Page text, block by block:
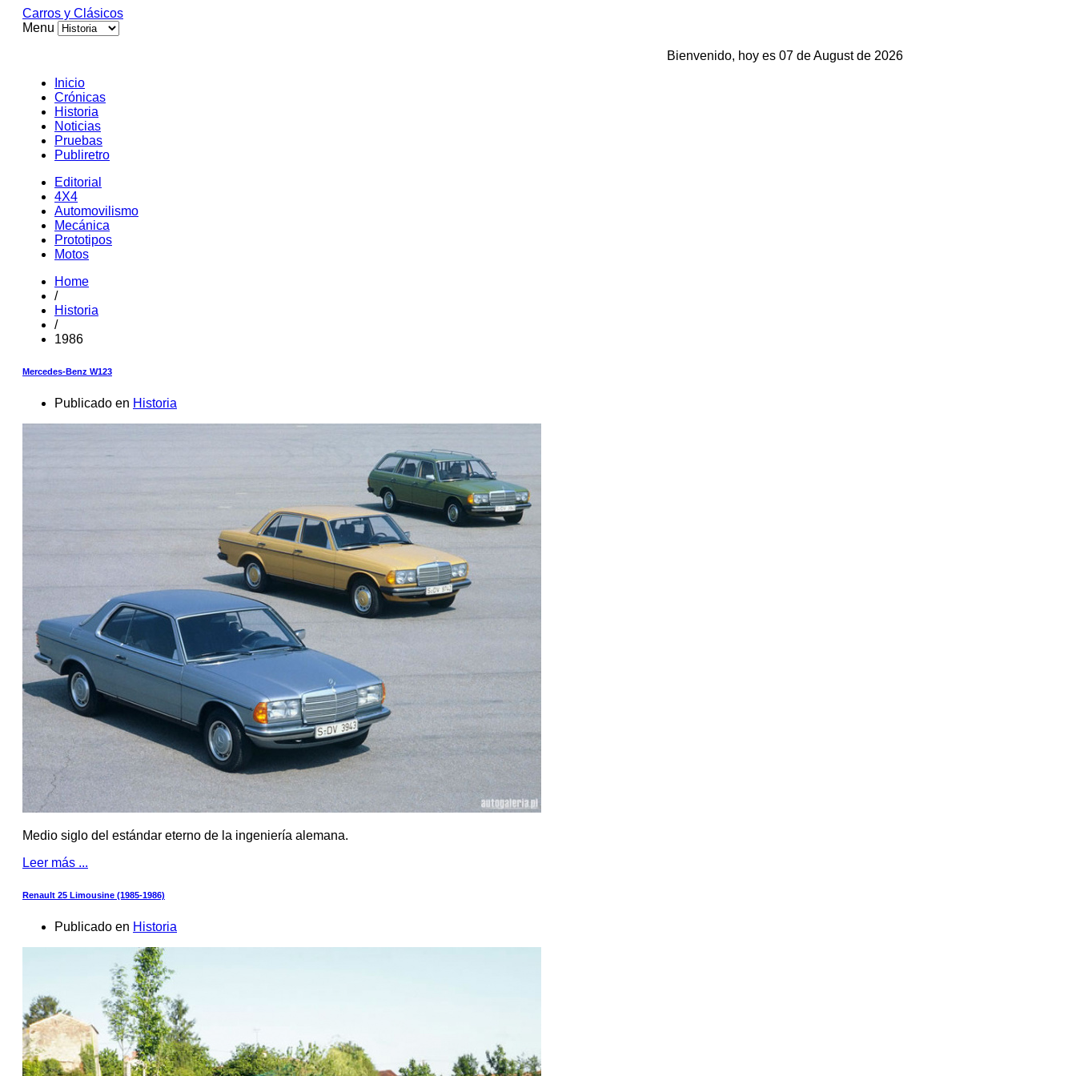
Carros y Clásicos
Menu
Bienvenido, hoy es 07 de August de 2026
Inicio
Crónicas
Historia
Noticias
Pruebas
Publiretro
Editorial
4X4
Automovilismo
Mecánica
Prototipos
Motos
Home
/
Historia
/
1986
Mercedes-Benz W123
Publicado en Historia
Medio siglo del estándar eterno de la ingeniería alemana.
Leer más ...
Renault 25 Limousine (1985-1986)
Publicado en Historia